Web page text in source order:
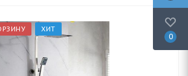
ХИТ
0